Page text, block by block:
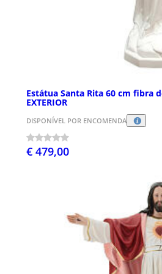
Estátua Santa Rita 60 cm fibra
EXTERIOR
DISPONÍVEL POR ENCOMENDA
€ 479,00